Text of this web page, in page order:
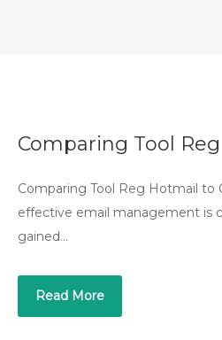
Comparing Tool
Comparing Tool Reg Hotmail to
effective email management is
gained…
Read More